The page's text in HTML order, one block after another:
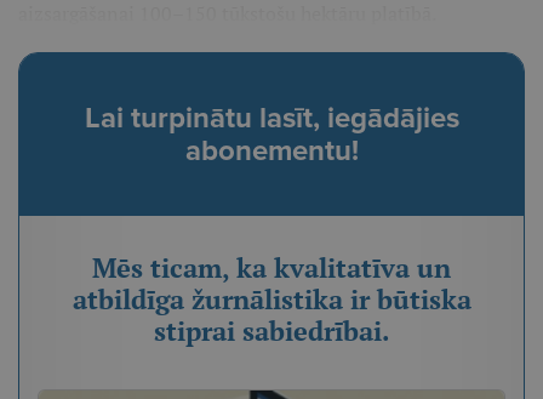
Lai turpinātu lasīt, iegādājies
abonementu!
Mēs ticam, ka kvalitatīva un
atbildīga žurnālistika ir būtiska
stiprai sabiedrībai.